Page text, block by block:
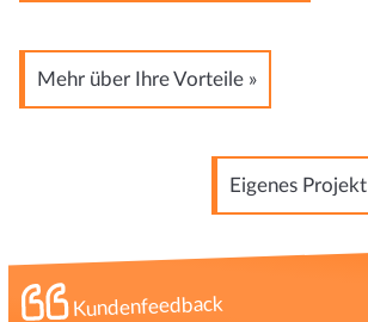
Mehr über Ihre Vorteile »
Eigenes
Kundenfeedback